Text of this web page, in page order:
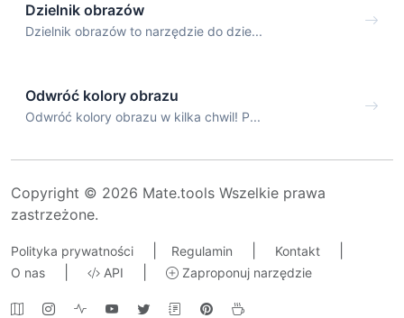
Dzielnik obrazów
Dzielnik obrazów to narzędzie do dzie...
Odwróć kolory obrazu
Odwróć kolory obrazu w kilka chwil! P...
Copyright © 2026 Mate.tools Wszelkie prawa
zastrzeżone.
Polityka prywatności Regulamin Kontakt
O nas API Zaproponuj narzędzie